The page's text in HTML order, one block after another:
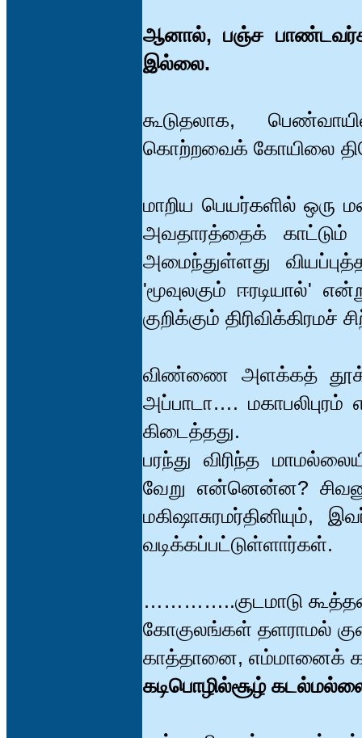
ஆனால், பஞ்ச
இல்லை.
கூடுதலாக,
கொற்றவைக் கோயிலை
மாறிய பெயர்களில் ஒரு
அவதாரத்தைக்
அமைந்துள்ளது
'மூவுலகும் ஈரடியால்'
குறிக்கும் திரிவிக்கிரமச்
விண்ணை அளக்கத்
அப்பாடா….
கிடைத்தது.
பரந்து விரிந்த
வேறு என்னென்ன?
வடிக்கப்பட்டுள்ளார்கள்.
…………..குடமாடு
கோகுலங்கள் தளராமல்
காத்தானை,
கடிபொழில்சூழ்